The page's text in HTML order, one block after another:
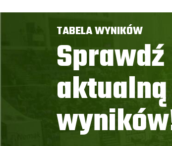
TABELA WYNIKÓW
Sprawdź